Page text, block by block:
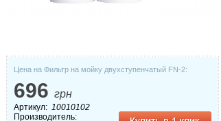
Цена на Фильтр на мойку двухступенчатый FN-2:
696 грн
Артикул: 10010102
Производитель: